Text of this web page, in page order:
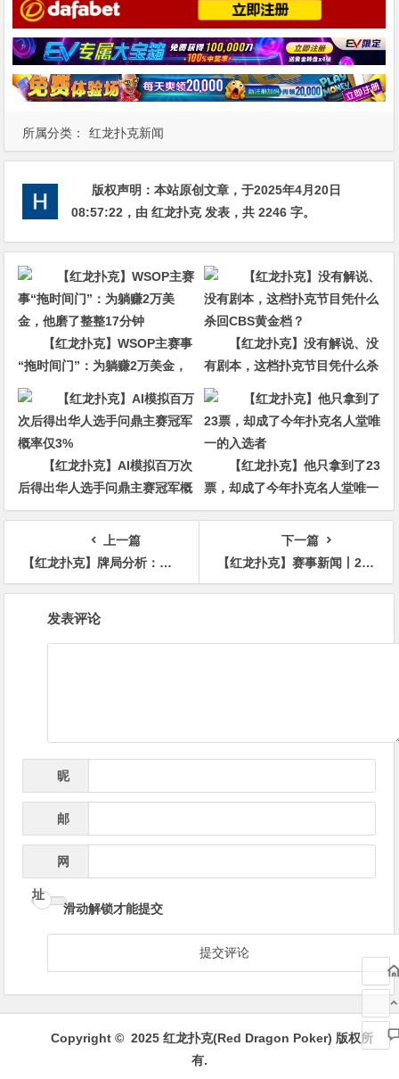
所属分类： 红龙扑克新闻
版权声明：本站原创文章，于2025年4月20日
08:57:22 ，由红龙扑克发表，共 2246 字。
【红龙扑克】WSOP主赛事
“拖时间门”：为躺赚2万美金，
他磨了整整17分钟
【红龙扑克】没有解说、没
有剧本，这档扑克节目凭什么杀
回CBS黄金档？
【红龙扑克】AI模拟百万次
后得出华人选手问鼎主赛冠军概
率仅3%
【红龙扑克】他只拿到了23
票，却成了今年扑克名人堂唯一
的入选者
上一篇
【红龙扑克】牌局分析：这手翻牌圈底对+听花，错在哪儿？
下一篇
【红龙扑克】赛事新闻丨2023第五届TPA大师慈善邀请赛首日赛况公布
发表评论
昵
邮
网
址
滑动解锁才能提交
Copyright © 2025 红龙扑克(Red Dragon Poker) 版权所
有.